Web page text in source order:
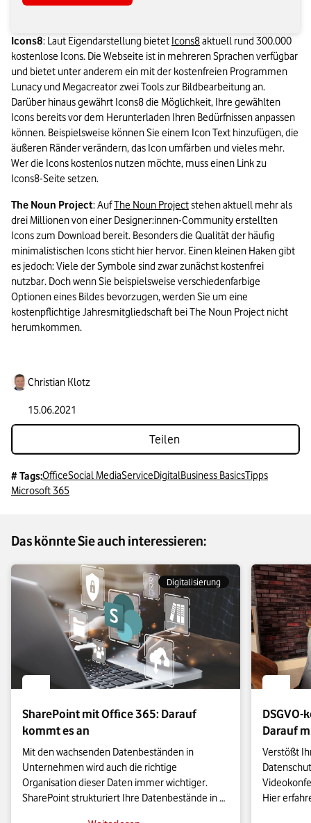
Icons8: Laut Eigendarstellung bietet Icons8 aktuell rund 300.000
kostenlose Icons. Die Webseite ist in mehreren Sprachen verfügbar
und bietet unter anderem ein mit der kostenfreien Programmen
Lunacy und Megacreator zwei Tools zur Bildbearbeitung an.
Darüber hinaus gewährt Icons8 die Möglichkeit, Ihre gewählten
Icons bereits vor dem Herunterladen Ihren Bedürfnissen anpassen
können. Beispielsweise können Sie einem Icon Text hinzufügen, die
äußeren Ränder verändern, das Icon umfärben und vieles mehr.
Wer die Icons kostenlos nutzen möchte, muss einen Link zu
Icons8-Seite setzen.
The Noun Project: Auf The Noun Project stehen aktuell mehr als
drei Millionen von einer Designer:innen-Community erstellten
Icons zum Download bereit. Besonders die Qualität der häufig
minimalistischen Icons sticht hier hervor. Einen kleinen Haken gibt
es jedoch: Viele der Symbole sind zwar zunächst kostenfrei
nutzbar. Doch wenn Sie beispielsweise verschiedenfarbige
Optionen eines Bildes bevorzugen, werden Sie um eine
kostenpflichtige Jahresmitgliedschaft bei The Noun Project nicht
herumkommen.
Christian Klotz
15.06.2021
Teilen
# Tags:OfficeSocial MediaServiceDigitalBusiness BasicsTipps
Microsoft 365
Das könnte Sie auch interessieren:
Digitalisierung
SharePoint mit Office 365: Darauf
kommt es an
Mit den wachsenden Datenbeständen in
Unternehmen wird auch die richtige
Organisation dieser Daten immer wichtiger.
SharePoint strukturiert Ihre Datenbestände in
Darauf
Verstößt
Hier